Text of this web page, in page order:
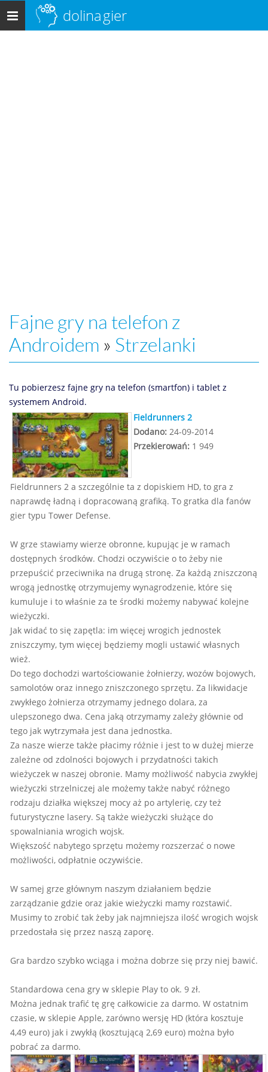
Menu
główne
dolinagier
Fajne gry na telefon z
Androidem » Strzelanki
Tu pobierzesz fajne gry na telefon (smartfon) i tablet z
systemem Android.
Fieldrunners 2
Dodano: 24-09-2014
Przekierowań: 1 949
Fieldrunners 2 a szczególnie ta z dopiskiem HD, to gra z
naprawdę ładną i dopracowaną grafiką. To gratka dla fanów
gier typu Tower Defense.
W grze stawiamy wierze obronne, kupując je w ramach
dostępnych środków. Chodzi oczywiście o to żeby nie
przepuścić przeciwnika na drugą stronę. Za każdą zniszczoną
wrogą jednostkę otrzymujemy wynagrodzenie, które się
kumuluje i to właśnie za te środki możemy nabywać kolejne
wieżyczki.
Jak widać to się zapętla: im więcej wrogich jednostek
zniszczymy, tym więcej będziemy mogli ustawić własnych
wież.
Do tego dochodzi wartościowanie żołnierzy, wozów bojowych,
samolotów oraz innego zniszczonego sprzętu. Za likwidacje
zwykłego żołnierza otrzymamy jednego dolara, za
ulepszonego dwa. Cena jaką otrzymamy zależy głównie od
tego jak wytrzymała jest dana jednostka.
Za nasze wierze także płacimy różnie i jest to w dużej mierze
zależne od zdolności bojowych i przydatności takich
wieżyczek w naszej obronie. Mamy możliwość nabycia zwykłej
wieżyczki strzelniczej ale możemy także nabyć różnego
rodzaju działka większej mocy aż po artylerię, czy też
futurystyczne lasery. Są także wieżyczki służące do
spowalniania wrogich wojsk.
Większość nabytego sprzętu możemy rozszerzać o nowe
możliwości, odpłatnie oczywiście.
W samej grze głównym naszym działaniem będzie
zarządzanie gdzie oraz jakie wieżyczki mamy rozstawić.
Musimy to zrobić tak żeby jak najmniejsza ilość wrogich wojsk
przedostała się przez naszą zaporę.
Gra bardzo szybko wciąga i można dobrze się przy niej bawić.
Standardowa cena gry w sklepie Play to ok. 9 zł.
Można jednak trafić tę grę całkowicie za darmo. W ostatnim
czasie, w sklepie Apple, zarówno wersję HD (która kosztuje
4,49 euro) jak i zwykłą (kosztującą 2,69 euro) można było
pobrać za darmo.